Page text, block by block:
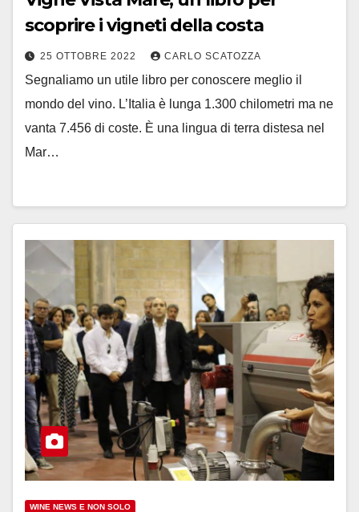
scoprire i vigneti della costa
25 OTTOBRE 2022 CARLO SCATOZZA
Segnaliamo un utile libro per conoscere meglio il
mondo del vino. L’Italia è lunga 1.300 chilometri ma ne
vanta 7.456 di coste. È una lingua di terra distesa nel
Mar…
WINE NEWS E NON SOLO